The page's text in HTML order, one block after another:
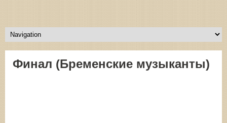
Финал (Бременские музыканты)